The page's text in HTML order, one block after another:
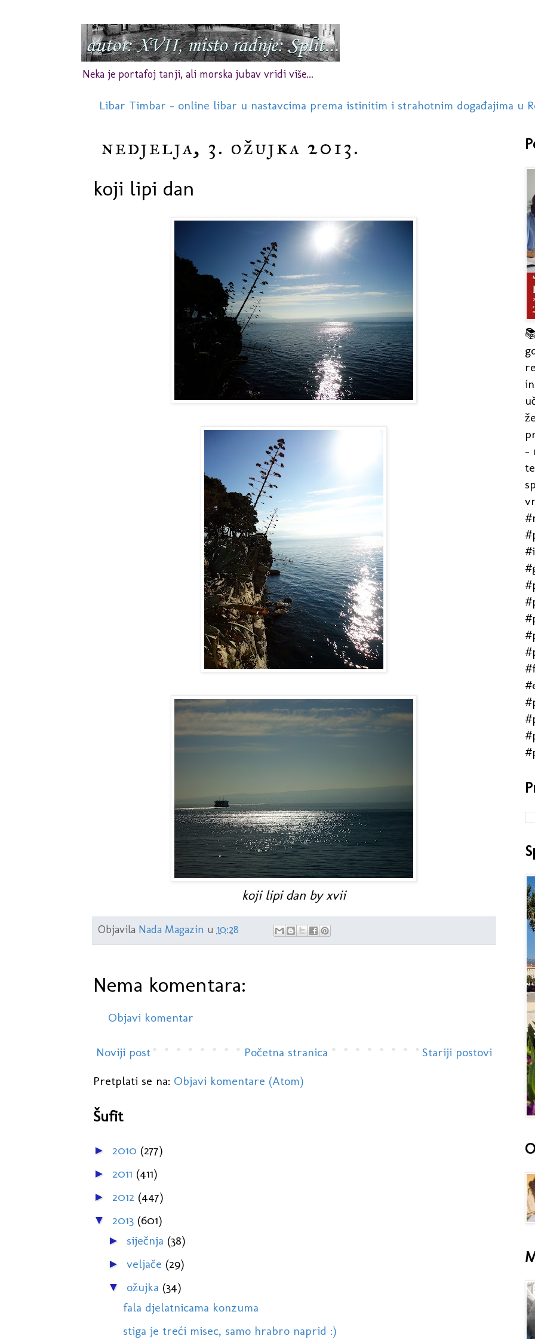
Neka je portafoj tanji, ali morska jubav vridi više...
Libar Timbar - online libar u nastavcima prema istinitim i strahotnim događajima u
nedjelja, 3. ožujka 2013.
koji lipi dan
koji lipi dan by xvii
Objavila Nada Magazin u 10:28
Nema komentara:
Objavi komentar
Noviji post Stariji postovi
Početna stranica
Pretplati se na: Objavi komentare (Atom)
Šufit
► 2010 (277)
► 2011 (411)
► 2012 (447)
▼ 2013 (601)
► siječnja (38)
► veljače (29)
▼ ožujka (34)
fala djelatnicama konzuma
stiga je treći misec, samo hrabro naprid :)
-